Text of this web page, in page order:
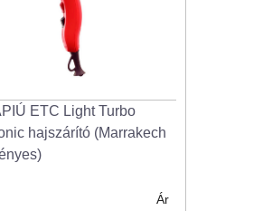
ETC Light Turbo
hajszárító (Marrakech
Ár